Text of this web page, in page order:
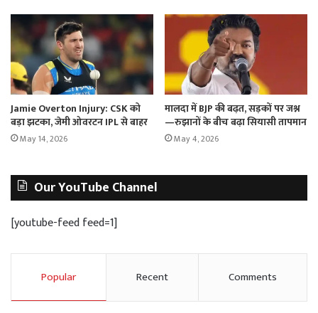
Jamie Overton Injury: CSK को
बड़ा झटका, जेमी ओवरटन IPL से बाहर
May 14, 2026
मालदा में BJP की बढ़त, सड़कों पर जश्न
—रुझानों के बीच बढ़ा सियासी तापमान
May 4, 2026
Our YouTube Channel
[youtube-feed feed=1]
Popular Recent Comments